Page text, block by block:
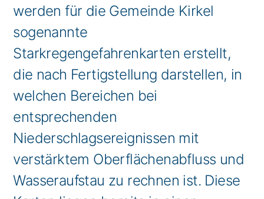
werden für die Gemeinde Kirkel
sogenannte
Starkregengefahrenkarten erstellt,
die nach Fertigstellung darstellen, in
welchen Bereichen bei
entsprechenden
Niederschlagsereignissen mit
verstärktem Oberflächenabfluss und
Wasseraufstau zu rechnen ist. Diese